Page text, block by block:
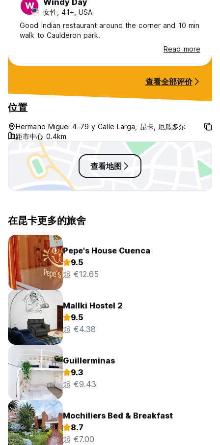
W Windy Day
女性, 41+, USA
Good Indian restaurant around the corner and 10 min
walk to Caulderon park.
Read more
查看全部评价
位置
Hermano Miguel 4-79 y Calle Larga, 昆卡, 厄瓜多尔
距市中心 0.4km
查看地图
在昆卡更多的旅舍
Pepe's House Cuenca
9.5
起 €12.65
Mallki Hostel 2
9.5
起 €4.38
Guillerminas
9.3
起 €9.43
Mochiliers Bed & Breakfast
8.7
起 €7.00